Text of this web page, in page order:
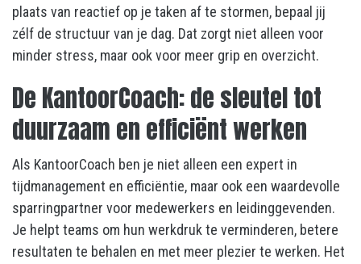
plaats van reactief op je taken af te stormen, bepaal jij
zélf de structuur van je dag. Dat zorgt niet alleen voor
minder stress, maar ook voor meer grip en overzicht.
De KantoorCoach: de sleutel tot
duurzaam en efficiënt werken
Als KantoorCoach ben je niet alleen een expert in
tijdmanagement en efficiëntie, maar ook een waardevolle
sparringpartner voor medewerkers en leidinggevenden.
Je helpt teams om hun werkdruk te verminderen, betere
resultaten te behalen en met meer plezier te werken. Het